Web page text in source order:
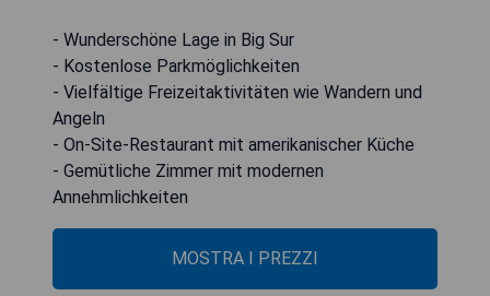
- Wunderschöne Lage in Big Sur
- Kostenlose Parkmöglichkeiten
- Vielfältige Freizeitaktivitäten wie Wandern und
Angeln
- On-Site-Restaurant mit amerikanischer Küche
- Gemütliche Zimmer mit modernen
Annehmlichkeiten
MOSTRA I PREZZI